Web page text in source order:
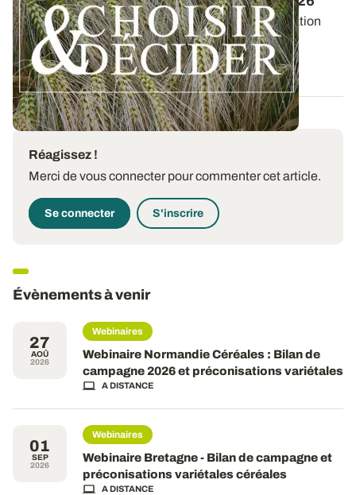
Retrouvez les préconisations en matière de fertilisation
azotée et de protection des orges...
12 DÉC. 2025
Réagissez !
Merci de vous connecter pour commenter cet article.
Se connecter S'inscrire
Évènements à venir
27
AOÛ
2026
Webinaires
Webinaire Normandie Céréales : Bilan de
campagne 2026 et préconisations variétales
A DISTANCE
01
SEP
2026
Webinaires
Webinaire Bretagne - Bilan de campagne et
préconisations variétales céréales
A DISTANCE